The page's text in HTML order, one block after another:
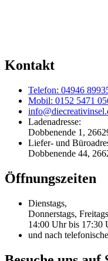
Kontakt
Telefon: 04946
Mobil: 0152 5471
Ladenadresse:
Dobbenende 1,
Liefer- und
Dobbenende 44,
Öffnungszeiten
Dienstags,
Donnerstags,
14:00 Uhr bis 17:30
und nach